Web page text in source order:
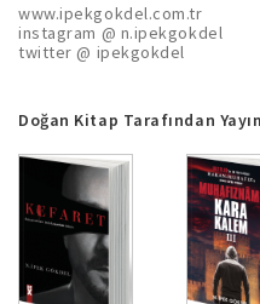
www.ipekgokdel.com.tr
instagram @ n.ipekgokdel
twitter @ ipekgokdel
Doğan Kitap Tarafından